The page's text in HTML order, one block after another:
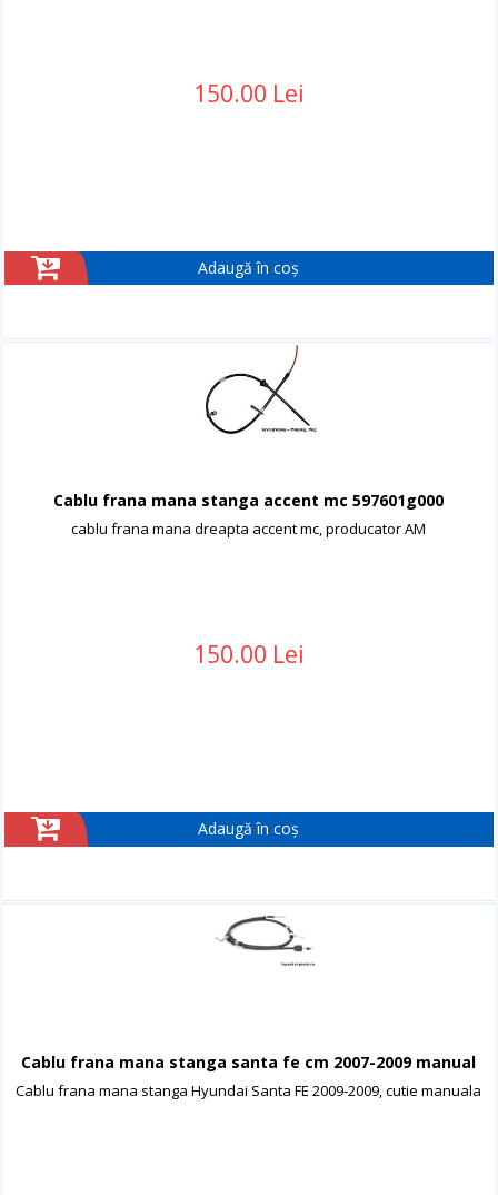
150.00 Lei
Adaugă în coș
Cablu frana mana stanga accent mc 597601g000
cablu frana mana dreapta accent mc, producator AM
150.00 Lei
Adaugă în coș
Cablu frana mana stanga santa fe cm 2007-2009 manual
Cablu frana mana stanga Hyundai Santa FE 2009-2009, cutie manuala